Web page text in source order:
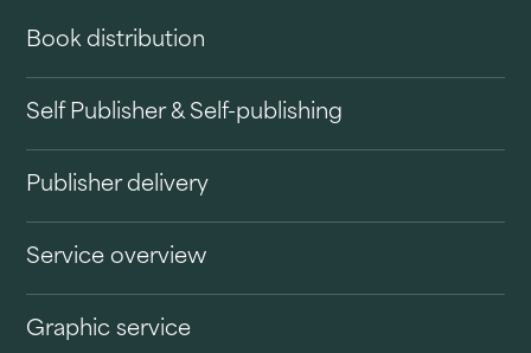
Book distribution
Self Publisher & Self-publishing
Publisher delivery
Service overview
Graphic service